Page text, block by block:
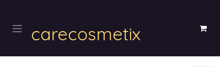
carecosmetix